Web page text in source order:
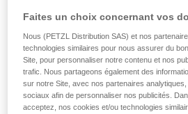
n'empêche pas les déplacements de
Avec ASAP, sans fonction de
peuvent être utilisées :
Retenue de la corde par un
Faites un choix concernant vos
Nous (PETZL Distribution SAS) et nos
technologies similaires pour nous assurer du
Site, pour personnaliser notre contenu et nos
trafic. Nous partageons également des
sur notre Site, avec nos partenaires
sociaux afin de personnaliser nos publicités.
acceptez, nos cookies et/ou technologies